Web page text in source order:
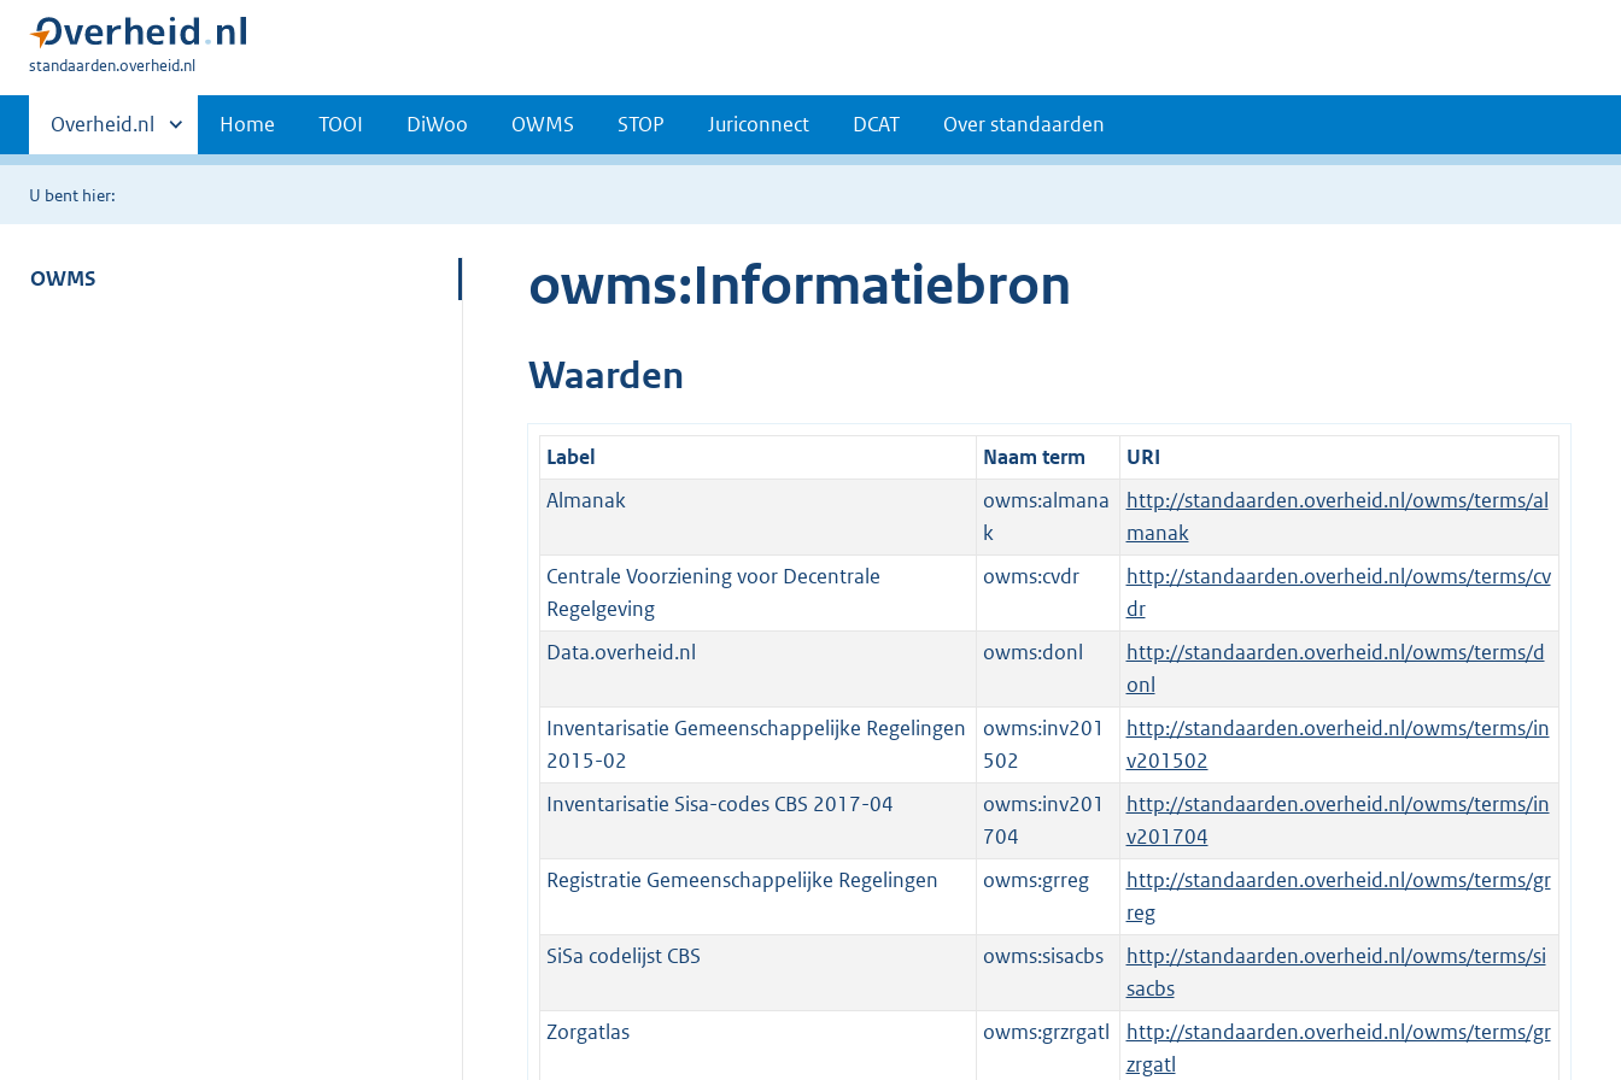
U
hier:
standaarden.overheid.nl
Primaire
navigatie
Andere
sites
binnen
Overheid.nl Home TOOI DiWoo OWMS STOP Juriconnect DCAT Over standaarden
U bent hier:
OWMS owms:Informatiebron
Waarden
Label Naam term
URI
Almanak
owms:almana
k
http://standaarden.overheid.nl/owms/terms/al
manak
Centrale Voorziening voor Decentrale
Regelgeving
owms:cvdr
http://standaarden.overheid.nl/owms/terms/cv
dr
Data.overheid.nl
owms:donl
http://standaarden.overheid.nl/owms/terms/d
onl
Inventarisatie Gemeenschappelijke Regelingen
2015-02
owms:inv201
502
http://standaarden.overheid.nl/owms/terms/in
v201502
Inventarisatie Sisa-codes CBS 2017-04
owms:inv201
704
http://standaarden.overheid.nl/owms/terms/in
v201704
Registratie Gemeenschappelijke Regelingen
owms:grreg
http://standaarden.overheid.nl/owms/terms/gr
reg
SiSa codelijst CBS
owms:sisacbs
http://standaarden.overheid.nl/owms/terms/si
sacbs
Zorgatlas
owms:grzrgatl
http://standaarden.overheid.nl/owms/terms/gr
zrgatl